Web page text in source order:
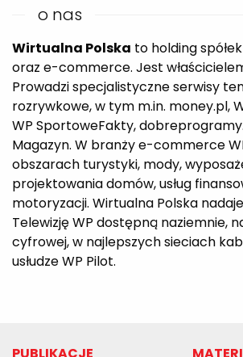
o nas
Wirtualna Polska to holding
oraz e-commerce. Jest
Prowadzi specjalistyczne serwisy
rozrywkowe, w tym m.in. money.pl,
WP SportoweFakty,
Magazyn. W branży e-commerce
obszarach turystyki, mody,
projektowania domów, usług
motoryzacji. Wirtualna Polska
Telewizję WP dostępną naziemnie,
cyfrowej, w najlepszych sieciach
usłudze WP Pilot.